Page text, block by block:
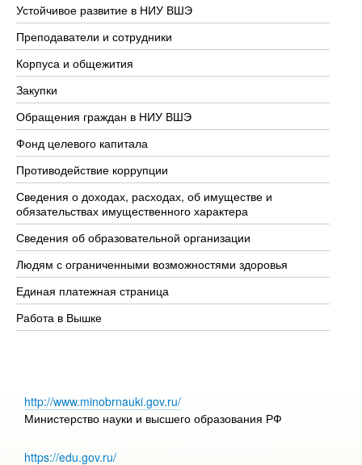
Устойчивое развитие в НИУ ВШЭ
Преподаватели и сотрудники
Корпуса и общежития
Закупки
Обращения граждан в НИУ ВШЭ
Фонд целевого капитала
Противодействие коррупции
Сведения о доходах, расходах, об имуществе и
обязательствах имущественного характера
Сведения об образовательной организации
Людям с ограниченными возможностями здоровья
Единая платежная страница
Работа в Вышке
http://www.minobrnauki.gov.ru/
Министерство науки и высшего образования РФ
https://edu.gov.ru/